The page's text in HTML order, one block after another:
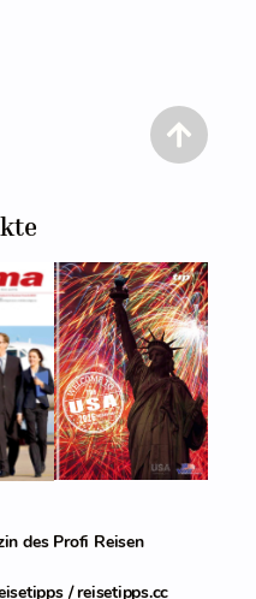
des Profi Reisen
/ reisetipps.cc